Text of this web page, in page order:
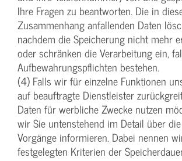
Ihre Fragen zu beantworten. Die in
Zusammenhang anfallenden Daten
nachdem die Speicherung nicht mehr
oder schränken die Verarbeitung ein,
Aufbewahrungspflichten bestehen.
(4) Falls wir für einzelne Funktionen
auf beauftragte Dienstleister
Daten für werbliche Zwecke nutzen
wir Sie untenstehend im Detail über
Vorgänge informieren. Dabei nennen
festgelegten Kriterien der